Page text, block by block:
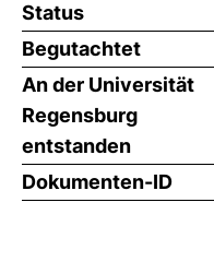
Status
Begutachtet
An der Universität
Regensburg
entstanden
Dokumenten-ID